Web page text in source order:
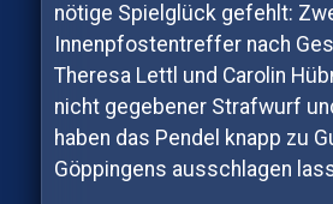
nötige Spielglück gefehlt:
Innenpfostentreffer nach
Theresa Lettl und Carolin
nicht gegebener Strafwurf
haben das Pendel knapp zu
Göppingens ausschlagen